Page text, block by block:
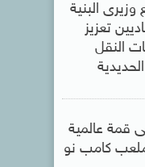
البنية
تعزيز
النقل
قمة عالمية